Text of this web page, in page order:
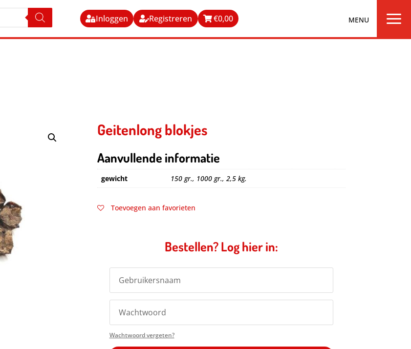
Inloggen Registreren €0,00 a
Geitenlong blokjes
Aanvullende informatie
gewicht 150 gr., 1000 gr., 2,5 kg.
Toevoegen aan favorieten
Bestellen? Log hier in:
Wachtwoord vergeten?